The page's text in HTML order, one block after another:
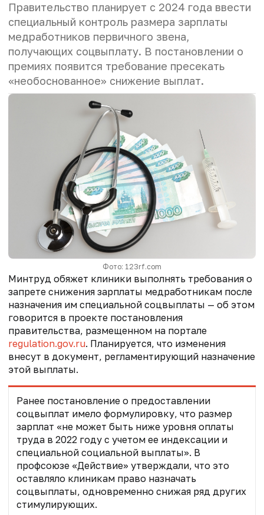
Правительство планирует с 2024 года ввести
специальный контроль размера зарплаты
медработников первичного звена,
получающих соцвыплату. В постановлении о
премиях появится требование пресекать
«необоснованное» снижение выплат.
Фото: 123rf.com
Минтруд обяжет клиники выполнять требования о
запрете снижения зарплаты медработникам после
назначения им специальной соцвыплаты — об этом
говорится в проекте постановления
правительства, размещенном на портале
regulation.gov.ru. Планируется, что изменения
внесут в документ, регламентирующий назначение
этой выплаты.
Ранее постановление о предоставлении
соцвыплат имело формулировку, что размер
зарплат «не может быть ниже уровня оплаты
труда в 2022 году с учетом ее индексации и
специальной социальной выплаты». В
профсоюзе «Действие» утверждали, что это
оставляло клиникам право назначать
соцвыплаты, одновременно снижая ряд других
стимулирующих.